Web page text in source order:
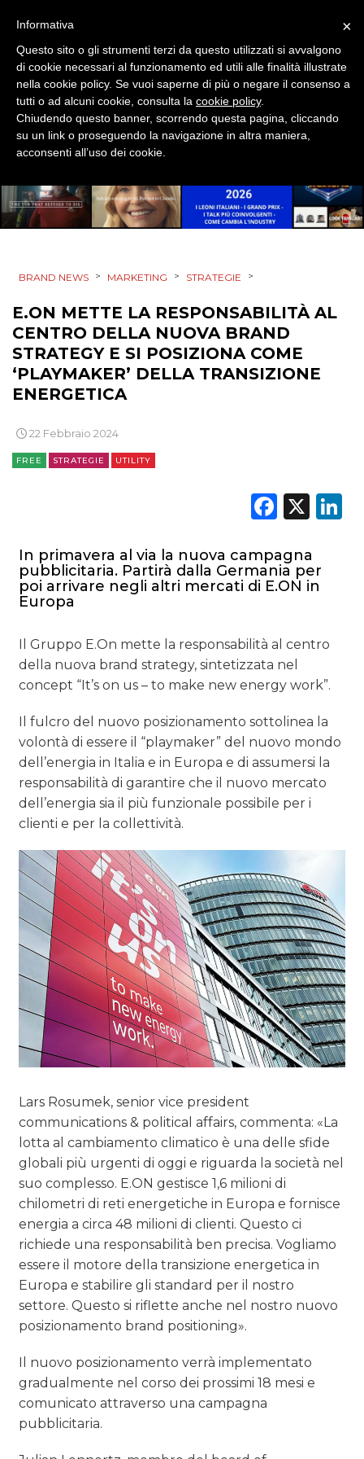
DATI
RICERCHE
PREVISIONI/SCENARI
TREND
CASE HISTORY
OPINIONI
BRAND NEWS > MARKETING > STRATEGIE >
E.ON METTE LA RESPONSABILITÀ AL
CENTRO DELLA NUOVA BRAND
STRATEGY E SI POSIZIONA COME
‘PLAYMAKER’ DELLA TRANSIZIONE
ENERGETICA
22 Febbraio 2024
FREE STRATEGIE UTILITY
X
In primavera al via la nuova campagna
pubblicitaria. Partirà dalla Germania per
poi arrivare negli altri mercati di E.ON in
Europa
Il Gruppo E.On mette la responsabilità al centro
della nuova brand strategy, sintetizzata nel
concept “It’s on us – to make new energy work”.
Il fulcro del nuovo posizionamento sottolinea la
volontà di essere il “playmaker” del nuovo mondo
dell’energia in Italia e in Europa e di assumersi la
responsabilità di garantire che il nuovo mercato
dell’energia sia il più funzionale possibile per i
clienti e per la collettività.
Lars Rosumek, senior vice president
communications & political affairs, commenta: «La
lotta al cambiamento climatico è una delle sfide
globali più urgenti di oggi e riguarda la società nel
suo complesso. E.ON gestisce 1,6 milioni di
chilometri di reti energetiche in Europa e fornisce
energia a circa 48 milioni di clienti. Questo ci
richiede una responsabilità ben precisa. Vogliamo
essere il motore della transizione energetica in
Europa e stabilire gli standard per il nostro
settore. Questo si riflette anche nel nostro nuovo
posizionamento brand positioning».
Il nuovo posizionamento verrà implementato
gradualmente nel corso dei prossimi 18 mesi e
comunicato attraverso una campagna
pubblicitaria.
×
Informativa
Questo sito o gli strumenti terzi da questo utilizzati si avvalgono
di cookie necessari al funzionamento ed utili alle finalità illustrate
nella cookie policy. Se vuoi saperne di più o negare il consenso a
tutti o ad alcuni cookie, consulta la cookie policy.
Chiudendo questo banner, scorrendo questa pagina, cliccando
su un link o proseguendo la navigazione in altra maniera,
acconsenti all’uso dei cookie.